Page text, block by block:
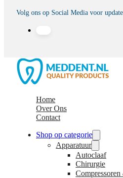
Volg ons op Social Media voor
Home
Over Ons
Contact
Shop op categorie
Apparatuur
Autoclaaf
Chirurgie